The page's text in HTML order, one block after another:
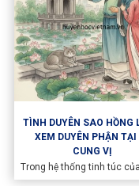
TÌNH DUYÊN SAO HỒNG
XEM DUYÊN PHẬN TẠI
CUNG VỊ
Trong hệ thống tinh túc của
Đẩu Số, sao Hồng Loan